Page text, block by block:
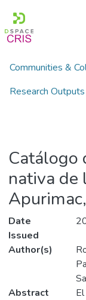
Communities &
Research Outputs
Estadísticas
Inicio Libros y
Catálogo
nativa de
Date
Issued
Author(s)
Abstract